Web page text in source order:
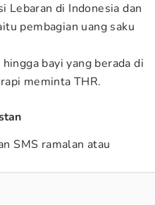
Lebaran di Indonesia dan
pembagian uang saku
bayi yang berada di
meminta THR.
SMS ramalan atau